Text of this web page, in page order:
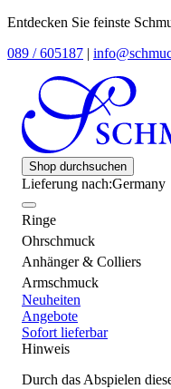
Entdecken Sie feinste
089 / 605187 |
Shop durchsuchen
Lieferung nach:Germany
Ringe
Ohrschmuck
Anhänger & Colliers
Armschmuck
Neuheiten
Angebote
Sofort lieferbar
Hinweis
Durch das Abspielen